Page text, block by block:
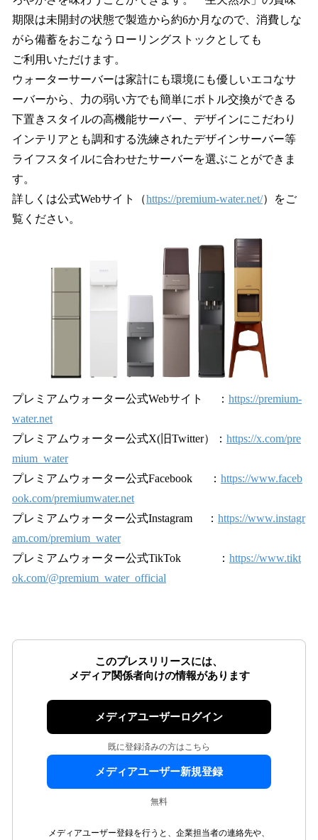
期限は未開封の状態で製造から約6か月なので、消費しな
がら備蓄をおこなうローリングストックとしても
ご利用いただけます。
ウォーターサーバーは家計にも環境にも優しいエコなサ
ーバーから、力の弱い方でも簡単にボトル交換ができる
下置きスタイルの高機能サーバー、デザインにこだわり
インテリアとも調和する洗練されたデザインサーバー等
ライフスタイルに合わせたサーバーを選ぶことができま
す。
詳しくは公式Webサイト（https://premium-water.net/）をご
覧ください。
プレミアムウォーター公式Webサイト ： https://premium-
water.net
プレミアムウォーター公式X(旧Twitter）： https://x.com/pre
mium_water
プレミアムウォーター公式Facebook ： https://www.faceb
ook.com/premiumwater.net
プレミアムウォーター公式Instagram ： https://www.instagr
am.com/premium_water
プレミアムウォーター公式TikTok ： https://www.tikt
ok.com/@premium_water_official
このプレスリリースには、
メディア関係者向けの情報があります
メディアユーザーログイン
既に登録済みの方はこちら
メディアユーザー新規登録
無料
メディアユーザー登録を行うと、企業担当者の連絡先や、